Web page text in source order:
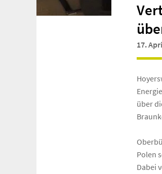
17.
über
Polen
Dabei